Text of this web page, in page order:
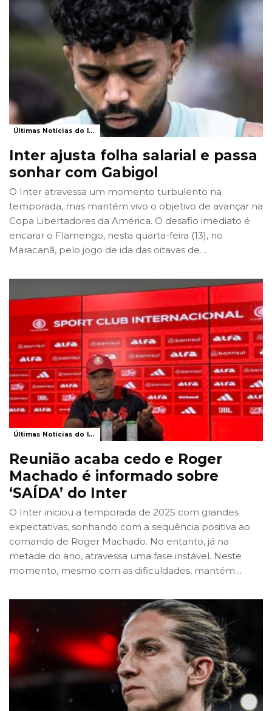
Últimas Notícias do Internacional
Inter ajusta folha salarial e passa
sonhar com Gabigol
O Inter atravessa um momento turbulento na
temporada, mas mantém vivo o objetivo de avançar na
Copa Libertadores da América. O desafio imediato é
encarar o Flamengo, nesta quarta-feira (13), no
Maracanã, pelo jogo de ida das oitavas de…
Últimas Notícias do Internacional
Reunião acaba cedo e Roger
Machado é informado sobre
‘SAÍDA’ do Inter
O Inter iniciou a temporada de 2025 com grandes
expectativas, sonhando com a sequência positiva ao
comando de Roger Machado. No entanto, já na
metade do ano, atravessa uma fase instável. Neste
momento, mesmo com as dificuldades, mantém…